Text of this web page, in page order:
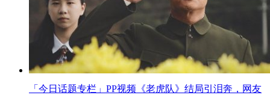
​「今日话题专栏」PP视频《老虎队》结局引泪奔，网友